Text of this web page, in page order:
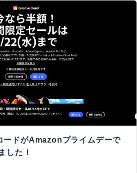
ドがAmazonプライムデーで
した！